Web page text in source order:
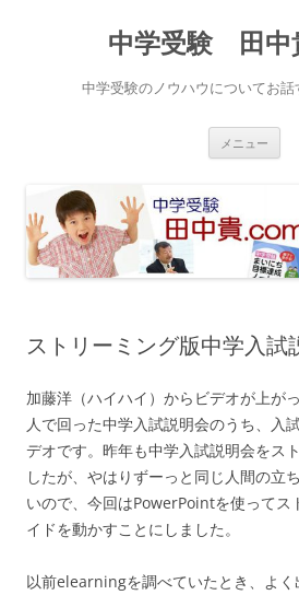
中学受験 田中
中学受験のノウハウについてお話
メニュー
ス
キ
ッ
プ
ストリーミング版中学入試
加藤洋（ハイハイ）からビデオが上が
人で回った中学入試説明会のうち、入
デオです。昨年も中学入試説明会をス
したが、やはりずーっと同じ人間の立
いので、今回はPowerPointを使ってス
イドを動かすことにしました。
以前elearningを調べていたとき、よ